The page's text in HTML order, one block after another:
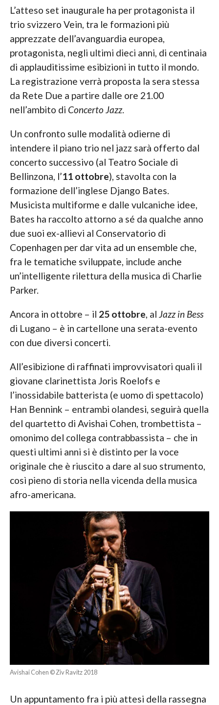
L’atteso set inaugurale ha per protagonista il
trio svizzero Vein, tra le formazioni più
apprezzate dell’avanguardia europea,
protagonista, negli ultimi dieci anni, di centinaia
di applauditissime esibizioni in tutto il mondo.
La registrazione verrà proposta la sera stessa
da Rete Due a partire dalle ore 21.00
nell’ambito di Concerto Jazz.
Un confronto sulle modalità odierne di
intendere il piano trio nel jazz sarà offerto dal
concerto successivo (al Teatro Sociale di
Bellinzona, l’11 ottobre), stavolta con la
formazione dell’inglese Django Bates.
Musicista multiforme e dalle vulcaniche idee,
Bates ha raccolto attorno a sé da qualche anno
due suoi ex-allievi al Conservatorio di
Copenhagen per dar vita ad un ensemble che,
fra le tematiche sviluppate, include anche
un’intelligente rilettura della musica di Charlie
Parker.
Ancora in ottobre – il 25 ottobre , al Jazz in Bess
di Lugano – è in cartellone una serata-evento
con due diversi concerti.
All’esibizione di raffinati improvvisatori quali il
giovane clarinettista Joris Roelofs e
l’inossidabile batterista (e uomo di spettacolo)
Han Bennink – entrambi olandesi, seguirà quella
del quartetto di Avishai Cohen, trombettista –
omonimo del collega contrabbassista – che in
questi ultimi anni si è distinto per la voce
originale che è riuscito a dare al suo strumento,
così pieno di storia nella vicenda della musica
afro-americana.
Avishai Cohen © Ziv Ravitz 2018
Un appuntamento fra i più attesi della rassegna